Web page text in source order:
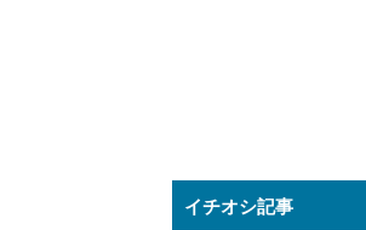
イチオシ記事